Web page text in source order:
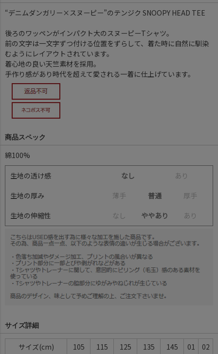
“デニムダンガリー×スヌーピー”のテンジク SNOOPY HEAD TEE
後ろのワッペンがインパクト大のスヌーピーTシャツ。
前の文字は一文字ずつ付ける位置をずらして、着た時に自然に馴染
むようにレイアウトされています。
着心地の良い天竺素材を採用。
手作り感があり時代を超えて愛される一着に仕上げています。
商品スペック
綿100%
生地の透け感 なし あ り
生地の厚み 薄手 普通 厚手
生地の伸縮性 な し ややあり あ り
サイズ詳細
サイズ 105 115 125 135 145 01 02